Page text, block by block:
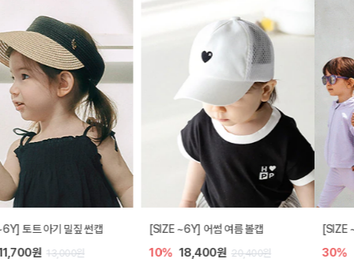
[SIZE ~6Y] UV 아이스 후드 점퍼
30% 28,700원
[SIZE ~6Y] 슈미 가디건
5% 17,100원 18,000원